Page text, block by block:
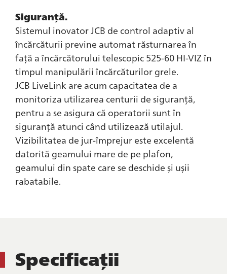
Siguranță.
Sistemul inovator JCB de control adaptiv al
încărcăturii previne automat răsturnarea în
față a încărcătorului telescopic 525-60 HI-VIZ în
timpul manipulării încărcăturilor grele.
JCB LiveLink are acum capacitatea de a
monitoriza utilizarea centurii de siguranță,
pentru a se asigura că operatorii sunt în
siguranță atunci când utilizează utilajul.
Vizibilitatea de jur-împrejur este excelentă
datorită geamului mare de pe plafon,
geamului din spate care se deschide și ușii
rabatabile.
Specificații